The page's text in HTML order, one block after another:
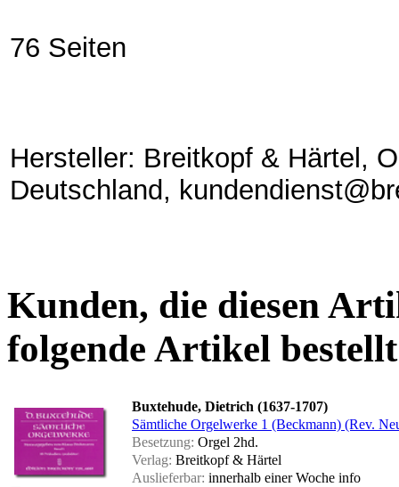
76 Seiten
Hersteller: Breitkopf & Härtel,
Deutschland,
Kunden, die diesen
folgende Artikel
Buxtehude, Dietrich (1637-1707)
Sämtliche Orgelwerke 1 (Beckmann) (Rev.
Besetzung: Orgel 2hd.
Verlag: Breitkopf & Härtel
Auslieferbar: innerhalb einer Woche info